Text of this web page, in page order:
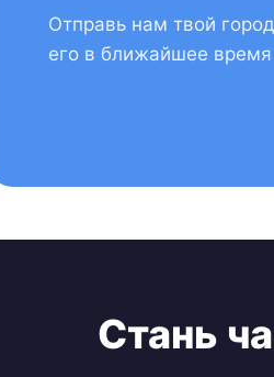
Отправь нам твой
его в ближайшее время
Стань